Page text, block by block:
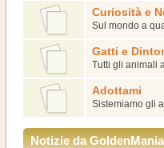
Curiosità e
Sul mondo a
Gatti e
Tutti gli animali
Adottami
Sistemiamo gli
Notizie da GoldenMania